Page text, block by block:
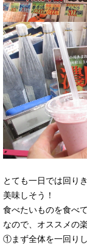
とても一日では回り
美味しそう！
食べたいものを食べ
なので、オススメの
①まず全体を一回り